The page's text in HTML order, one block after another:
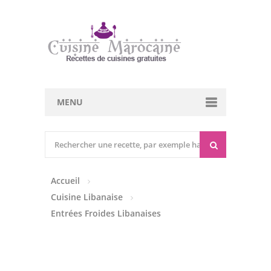
MENU
Entrées Froides
Tajines
Accueil
Cuisine Libanaise
Entrées Froides Libanaises